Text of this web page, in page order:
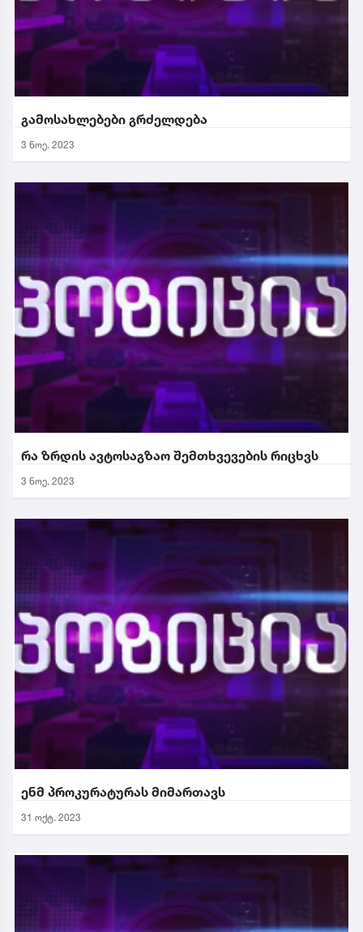
გამოსახლებები გრძელდება
3 ნოე. 2023
რა ზრდის ავტოსაგზაო შემთხვევების რიცხვს
3 ნოე. 2023
ენმ პროკურატურას მიმართავს
31 ოქტ. 2023